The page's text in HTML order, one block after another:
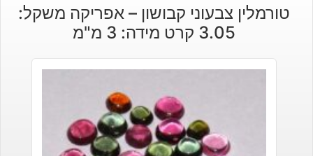
טורמלין צבעוני קבושון – אפריקה משקל:
3.05 קרט מידה: 3 מ"מ